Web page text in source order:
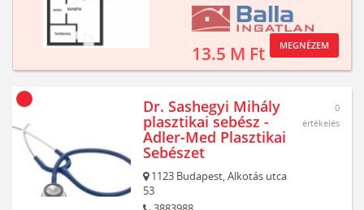
13.5 M Ft MEGNÉZEM
Dr. Sashegyi Mihály
plasztikai sebész -
Adler-Med Plasztikai
Sebészet
1123 Budapest,Alkotás utca
53
0
értékelés